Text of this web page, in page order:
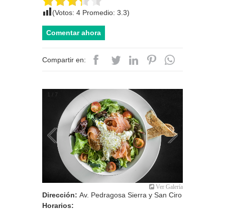
(Votos: 4 Promedio: 3.3)
Comentar ahora
Compartir en:
2 / 7
Ver Galería
Dirección: Av. Pedragosa Sierra y San Ciro
Horarios: